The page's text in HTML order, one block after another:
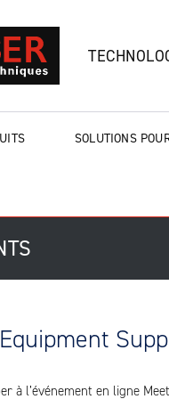
SOLUTIONS
à l’événement en ligne